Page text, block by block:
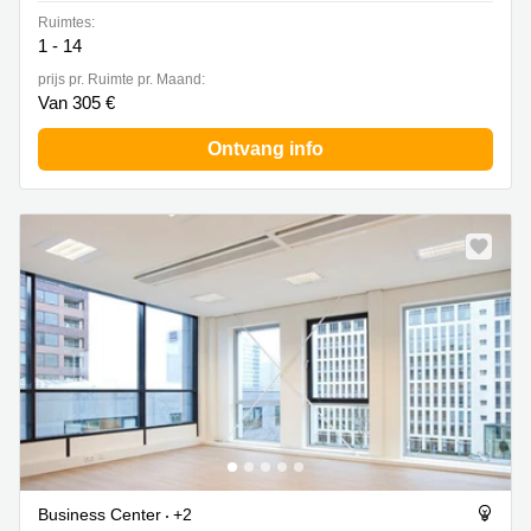
Ruimtes:
1 - 14
prijs pr. Ruimte pr. Maand:
Van 305 €
Ontvang info
Business Center
+2